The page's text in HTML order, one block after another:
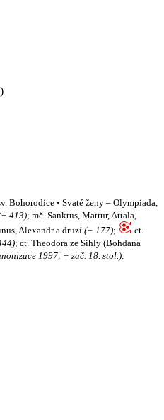
Bohorodice • Svaté ženy – Olympiada,
413); mč. Sanktus, Mattur, Attala,
Alexandr a druzí (+ 177);
ct.
; ct. Theodora ze Sihly (Bohdana
1997; + zač. 18. stol.).